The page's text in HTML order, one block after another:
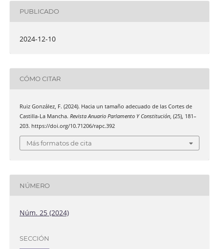
PUBLICADO
2024-12-10
CÓMO CITAR
Ruiz González, F. (2024). Hacia un tamaño adecuado de las Cortes de
Castilla-La Mancha. Revista Anuario Parlamento Y Constitución, (25), 181–
203. https://doi.org/10.71206/rapc.392
Más formatos de cita
NÚMERO
Núm. 25 (2024)
SECCIÓN